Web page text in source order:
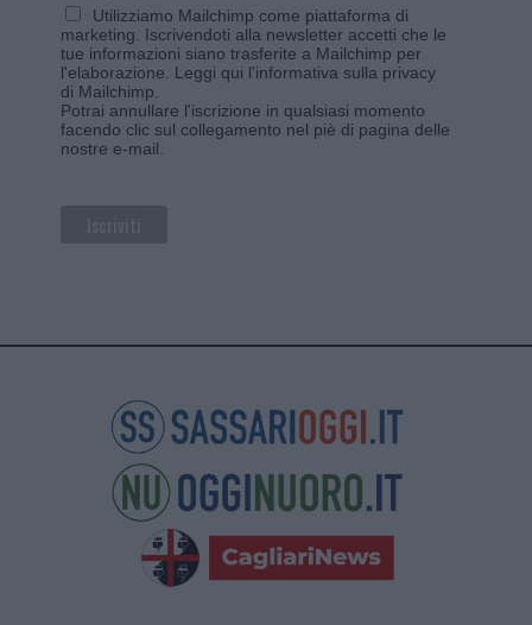
Utilizziamo Mailchimp come piattaforma di
marketing. Iscrivendoti alla newsletter accetti che le
tue informazioni siano trasferite a Mailchimp per
l'elaborazione. Leggi qui l'informativa sulla privacy
di Mailchimp
Potrai annullare l'iscrizione in qualsiasi momento
facendo clic sul collegamento nel piè di pagina delle
nostre e-mail.